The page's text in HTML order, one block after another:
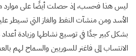
ليس هذا فحسب، إذ حصلت أيضًا على موارد
الأسد ومن منشآت النفط والغاز التي تسيطر
بشكل كبير جدًا في توسيع نشاطها وزيادة
الانتساب إلى فاغنر للسوريين والسماح لهم